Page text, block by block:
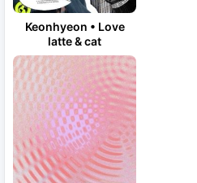
Keonhyeon • Love
latte & cat